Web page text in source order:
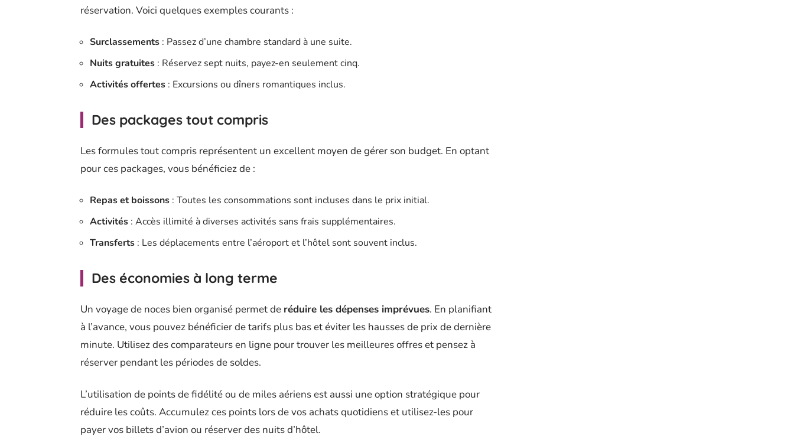
réservation. Voici quelques exemples courants :
Surclassements : Passez d’une chambre standard à une suite.
Nuits gratuites : Réservez sept nuits, payez-en seulement cinq.
Activités offertes : Excursions ou dîners romantiques inclus.
Des packages tout compris
Les formules tout compris représentent un excellent moyen de gérer son budget. En optant
pour ces packages, vous bénéficiez de :
Repas et boissons : Toutes les consommations sont incluses dans le prix initial.
Activités : Accès illimité à diverses activités sans frais supplémentaires.
Transferts : Les déplacements entre l’aéroport et l’hôtel sont souvent inclus.
Des économies à long terme
Un voyage de noces bien organisé permet de réduire les dépenses imprévues. En planifiant
à l’avance, vous pouvez bénéficier de tarifs plus bas et éviter les hausses de prix de dernière
minute. Utilisez des comparateurs en ligne pour trouver les meilleures offres et pensez à
réserver pendant les périodes de soldes.
L’utilisation de points de fidélité ou de miles aériens est aussi une option stratégique pour
réduire les coûts. Accumulez ces points lors de vos achats quotidiens et utilisez-les pour
payer vos billets d’avion ou réserver des nuits d’hôtel.